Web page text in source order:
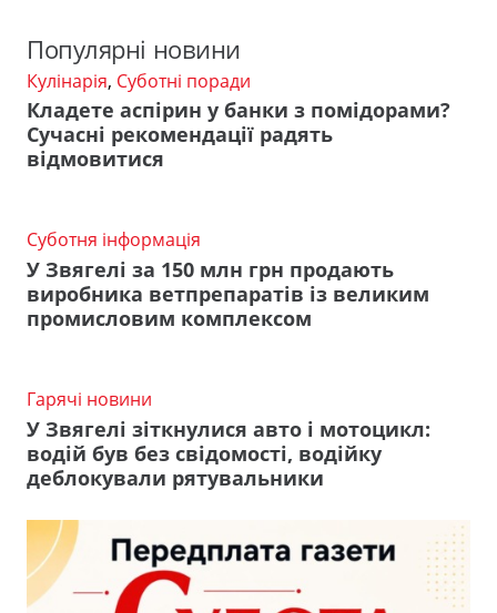
Популярні новини
Кулінарія, Суботні поради
Кладете аспірин у банки з помідорами?
Сучасні рекомендації радять
відмовитися
Суботня інформація
У Звягелі за 150 млн грн продають
виробника ветпрепаратів із великим
промисловим комплексом
Гарячі новини
У Звягелі зіткнулися авто і мотоцикл:
водій був без свідомості, водійку
деблокували рятувальники